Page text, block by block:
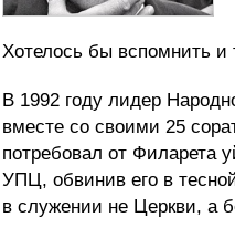
Хотелось бы вспомнить и
В 1992 году лидер
вместе со своими 25
потребовал от Филарета
УПЦ, обвинив его в
в служении не Церкви, а